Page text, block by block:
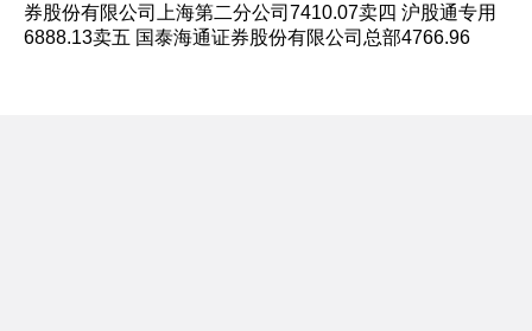
券股份有限公司上海第二分公司7410.07卖四 沪股通专用
6888.13卖五 国泰海通证券股份有限公司总部4766.96